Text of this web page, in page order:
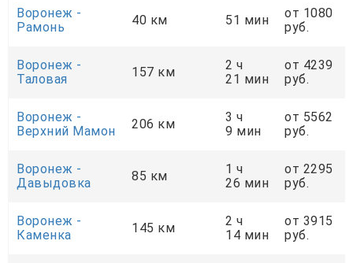
Воронеж -
Рамонь
40 км 51 мин
от 1080
руб.
Воронеж -
Таловая
157 км
2 ч
21 мин
от 4239
руб.
Воронеж -
Верхний Мамон
206 км
3 ч
9 мин
от 5562
руб.
Воронеж -
Давыдовка
85 км
1 ч
26 мин
от 2295
руб.
Воронеж -
Каменка
145 км
2 ч
14 мин
от 3915
руб.